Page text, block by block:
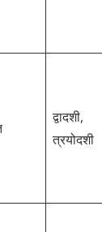
द्वादशी,
त्रयोदशी